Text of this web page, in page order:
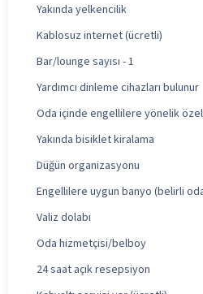
Yakında yelkencilik
Kablosuz internet (ücretli)
Bar/lounge sayısı - 1
Yardımcı dinleme cihazları bulunur
Oda içinde engellilere yönelik
Yakında bisiklet kiralama
Düğün organizasyonu
Engellilere uygun banyo (belirli
Valiz dolabı
Oda hizmetçisi/belboy
24 saat açık resepsiyon